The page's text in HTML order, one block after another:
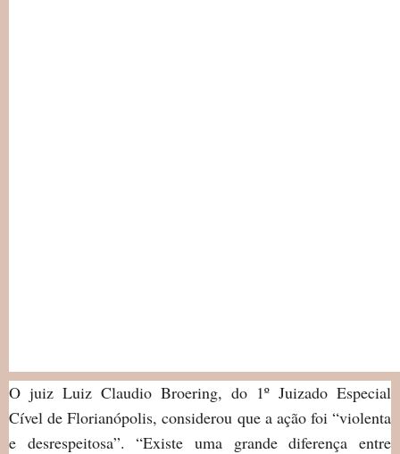
O juiz Luiz Claudio Broering, do 1º Juizado Especial
Cível de Florianópolis, considerou que a ação foi “violenta
e desrespeitosa”. “Existe uma grande diferença entre